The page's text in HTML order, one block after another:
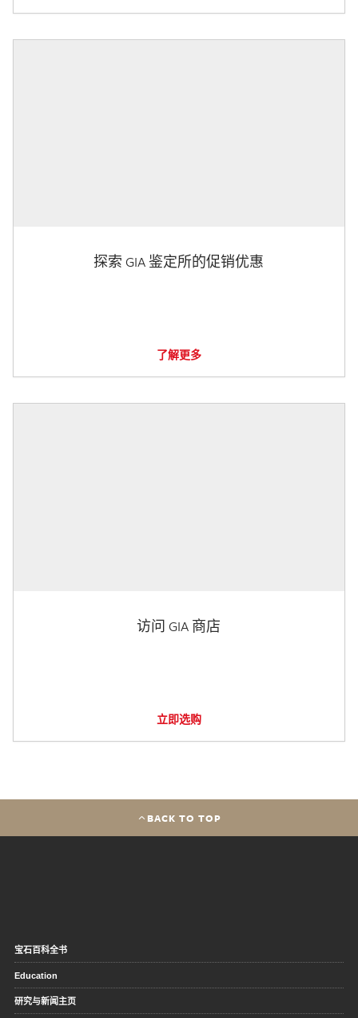
探索 GIA 鉴定所的促销优惠
了解更多
访问 GIA 商店
立即选购
BACK TO TOP
宝石百科全书
Education
研究与新闻主页